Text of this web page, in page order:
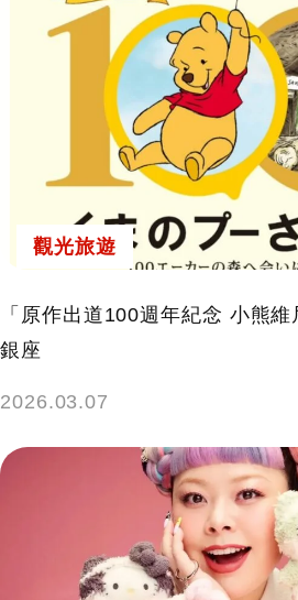
觀光旅遊
「原作出道100週年紀念 小熊
銀座
2026.03.07